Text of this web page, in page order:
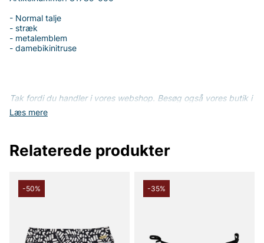
Læs mere
- Normal talje
- stræk
- metalemblem
- damebikinitruse
Tak fordi du handler i vores webshop. Besøg også vores butik i
Vingåker.
Relaterede produkter
-50% -35%